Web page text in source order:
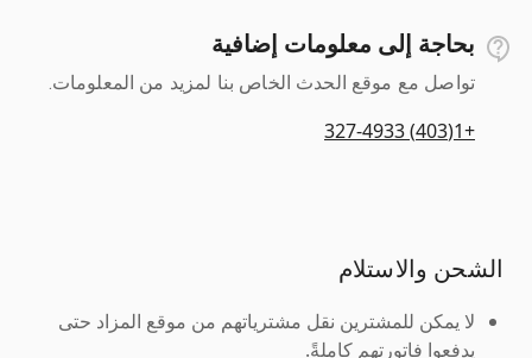
بحاجة إلى معلومات إضافية
تواصل مع موقع الحدث الخاص بنا لمزيد من المعلومات.
+1(403) 327-4933
الشحن والاستلام
لا يمكن للمشترين نقل مشترياتهم من موقع المزاد حتى
يدفعوا فاتورتهم كاملةً.